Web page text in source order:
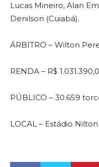
Lucas Mineiro, Alan
Denilson (Cuiabá).
ÁRBITRO – Wilton
RENDA – R$
PÚBLICO – 30.659
LOCAL – Estádio